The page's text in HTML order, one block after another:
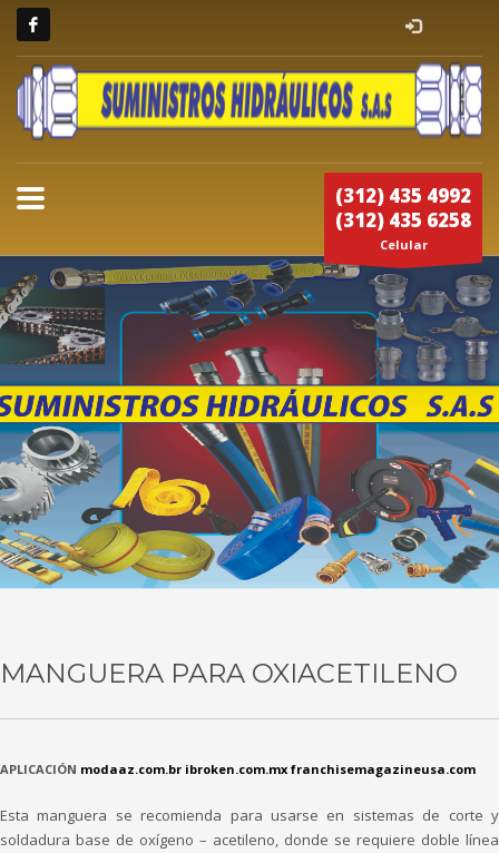
(312) 435 4992
(312) 435 6258
Celular
MANGUERA PARA OXIACETILENO
APLICACIÓN modaaz.com.br ibroken.com.mx franchisemagazineusa.com
Esta manguera se recomienda para usarse en sistemas de corte y
soldadura base de oxígeno – acetileno, donde se requiere doble línea